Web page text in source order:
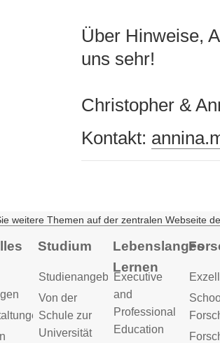
Über Hinweise,
uns sehr!
Christopher &
Kontakt:
weitere Themen auf der zentralen Webseite
Studium
Studienangebot
Von der
Schule zur
Universität
Lebenslanges
Lernen
Executive
and
Professional
Education